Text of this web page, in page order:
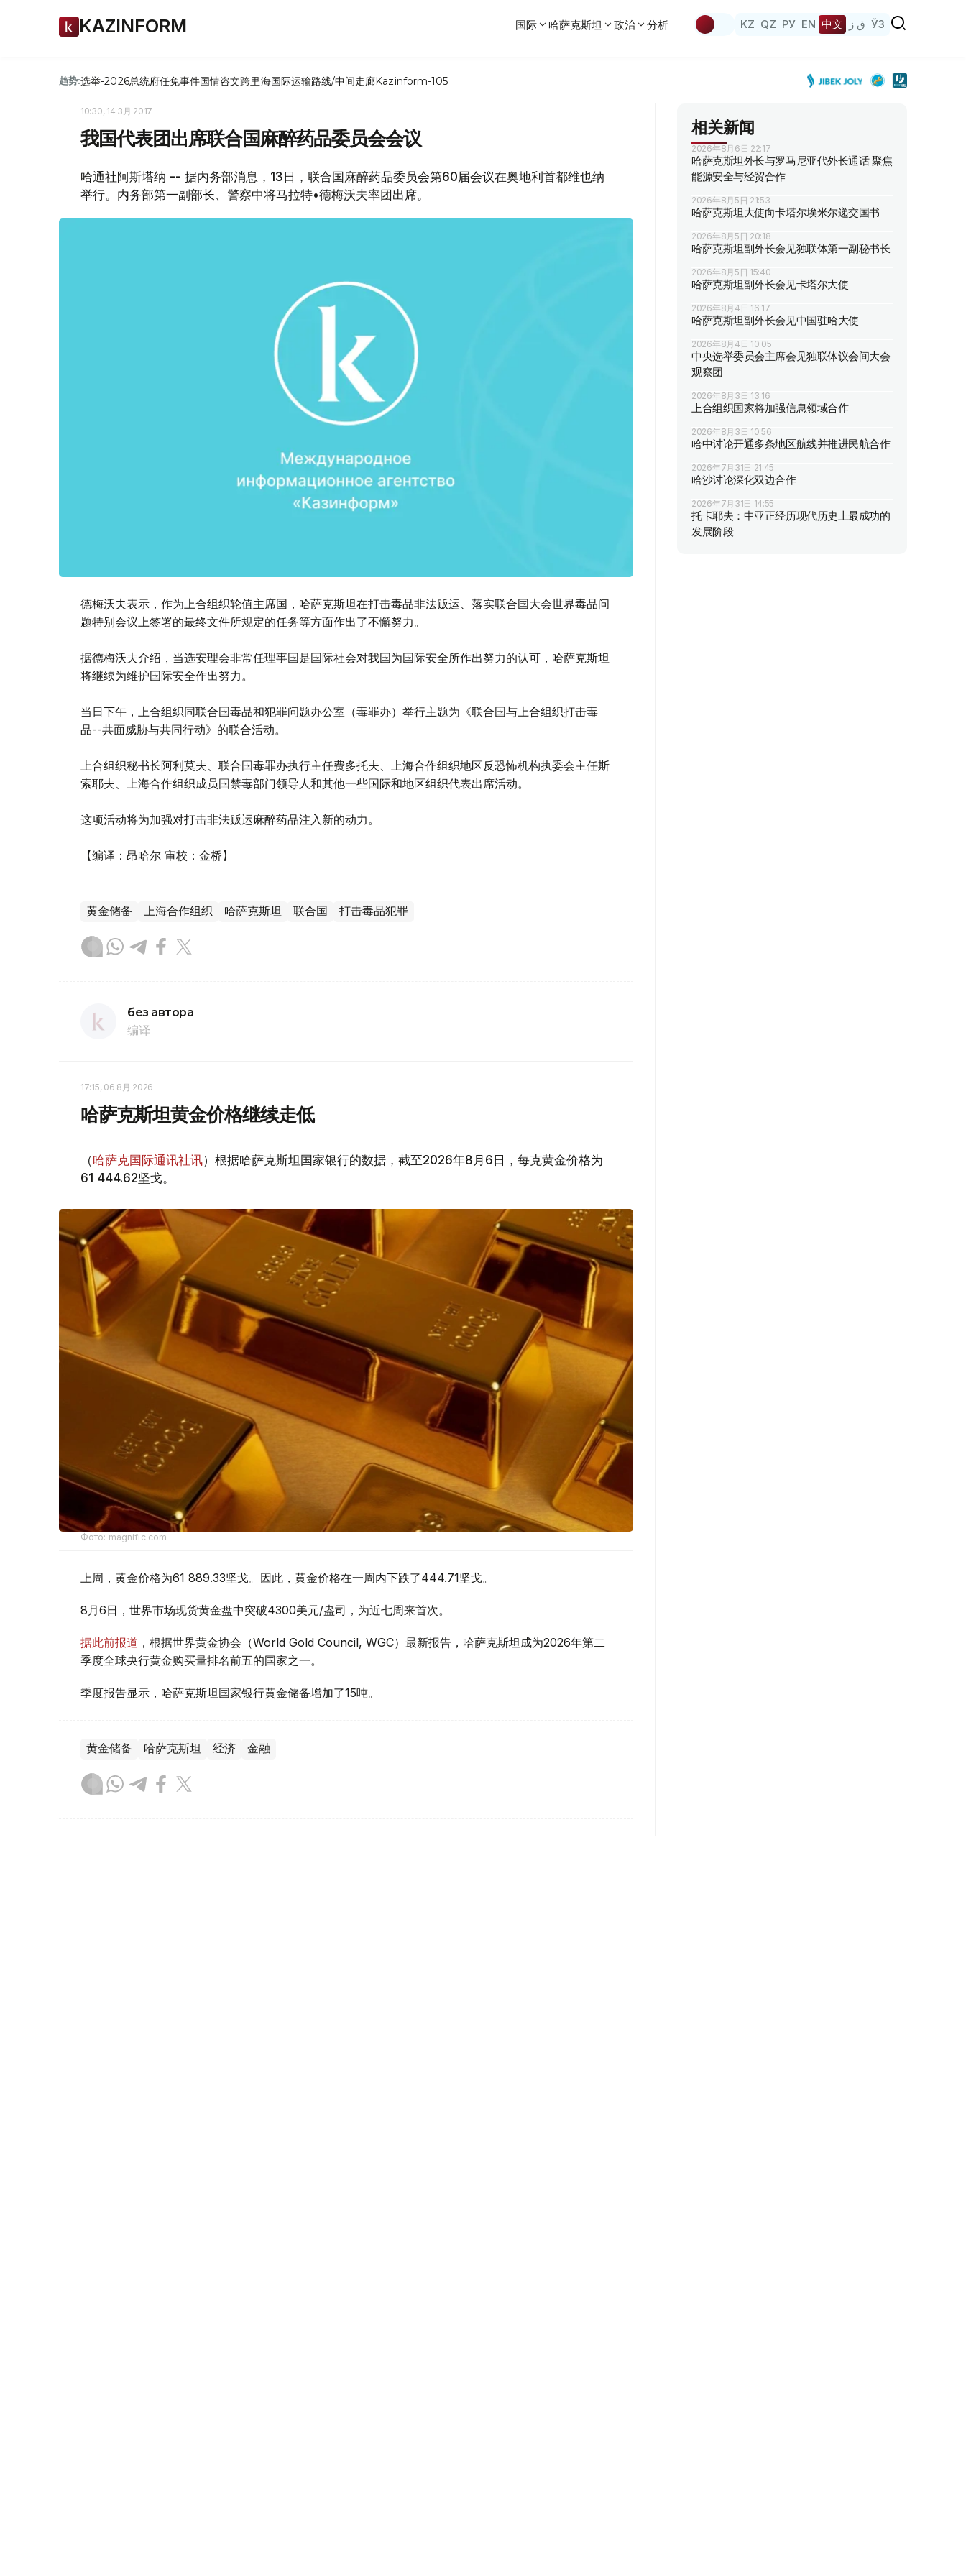
KAZINFORM 国际 哈萨克斯坦 政治 分析 KZ QZ РУ EN 中文 ق ز ЎЗ
趋势:选举-2026总统府任免事件国情咨文跨里海国际运输路线/中间走廊Kazinform-105
10:30, 14 3月 2017
我国代表团出席联合国麻醉药品委员会会议
哈通社阿斯塔纳 -- 据内务部消息，13日，联合国麻醉药品委员会第60届会议在奥地利首都维也纳
举行。内务部第一副部长、警察中将马拉特•德梅沃夫率团出席。
德梅沃夫表示，作为上合组织轮值主席国，哈萨克斯坦在打击毒品非法贩运、落实联合国大会世界毒品问
题特别会议上签署的最终文件所规定的任务等方面作出了不懈努力。
据德梅沃夫介绍，当选安理会非常任理事国是国际社会对我国为国际安全所作出努力的认可，哈萨克斯坦
将继续为维护国际安全作出努力。
当日下午，上合组织同联合国毒品和犯罪问题办公室（毒罪办）举行主题为《联合国与上合组织打击毒
品--共面威胁与共同行动》的联合活动。
上合组织秘书长阿利莫夫、联合国毒罪办执行主任费多托夫、上海合作组织地区反恐怖机构执委会主任斯
索耶夫、上海合作组织成员国禁毒部门领导人和其他一些国际和地区组织代表出席活动。
这项活动将为加强对打击非法贩运麻醉药品注入新的动力。
【编译：昂哈尔 审校：金桥】
黄金储备 上海合作组织 哈萨克斯坦 联合国 打击毒品犯罪
без автора
编译
17:15, 06 8月 2026
哈萨克斯坦黄金价格继续走低
（哈萨克国际通讯社讯）根据哈萨克斯坦国家银行的数据，截至2026年8月6日，每克黄金价格为
61 444.62坚戈。
Фото: magnific.com
上周，黄金价格为61 889.33坚戈。因此，黄金价格在一周内下跌了444.71坚戈。
8月6日，世界市场现货黄金盘中突破4300美元/盎司，为近七周来首次。
据此前报道 ，根据世界黄金协会（World Gold Council, WGC）最新报告，哈萨克斯坦成为2026年第二
季度全球央行黄金购买量排名前五的国家之一。
季度报告显示，哈萨克斯坦国家银行黄金储备增加了15吨。
黄金储备 哈萨克斯坦 经济 金融
相关新闻
2026年8月6日 22:17
哈萨克斯坦外长与罗马尼亚代外长通话 聚焦
能源安全与经贸合作
2026年8月5日 21:53
哈萨克斯坦大使向卡塔尔埃米尔递交国书
2026年8月5日 20:18
哈萨克斯坦副外长会见独联体第一副秘书长
2026年8月5日 15:40
哈萨克斯坦副外长会见卡塔尔大使
2026年8月4日 16:17
哈萨克斯坦副外长会见中国驻哈大使
2026年8月4日 10:05
中央选举委员会主席会见独联体议会间大会
观察团
2026年8月3日 13:16
上合组织国家将加强信息领域合作
2026年8月3日 10:56
哈中讨论开通多条地区航线并推进民航合作
2026年7月31日 21:45
哈沙讨论深化双边合作
2026年7月31日 14:55
托卡耶夫：中亚正经历现代历史上最成功的
发展阶段